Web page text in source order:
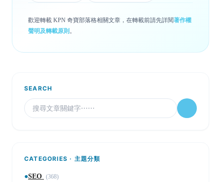
歡迎轉載 KPN 奇寶部落格相關文章，在轉載前請先詳閱著作權
聲明及轉載原則 。
SEARCH
CATEGORIES · 主題分類
●SEO (368)